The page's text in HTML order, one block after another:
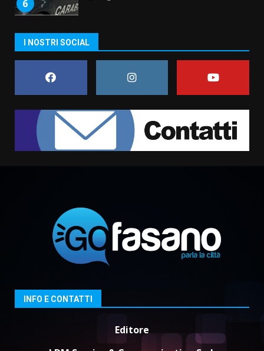
7
La Banda Città di Fasano apre
ufficialmente la Festa di
8 Agosto 2026 11:00
Savelletri in festa, domani sera
grande spettacolo con Uccio De
Santis
universitari del bando “La strada
giusta”
8 Agosto 2026 07:15
4
“I Contestatori: Musica di
Banda”
7 Agosto 2026 06:05
US Fasano, Scianaro: “Profonda
I NOSTRI SOCIAL
INFO E CONTATTI
Editore